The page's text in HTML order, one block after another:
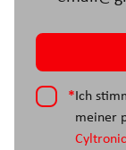
* Ich
meiner